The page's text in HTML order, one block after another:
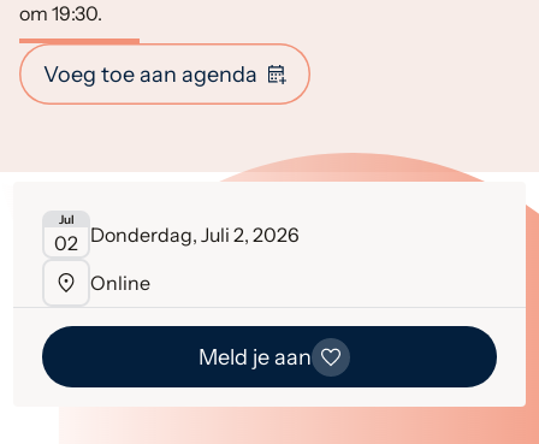
om 19:30.
Voeg toe aan agenda
Jul
02 Donderdag, Juli 2, 2026
Online
Meld je aan